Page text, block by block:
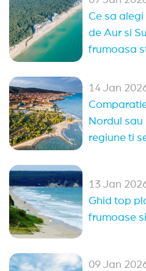
All Inclusive Bulgaria
Ultra All Inclusive Bulgaria
Oferte 1 mai Kranevo
Alte statiuni in Bulgaria
Sozopol Duni
Balchik Kranevo
Sveti Vlas (13)
Pomorie (4)
Ce sa
de Aur si
frumoasa
14 Jan
Nordul sau
regiune ti
13 Jan
Ghid top
frumoase
09 Jan